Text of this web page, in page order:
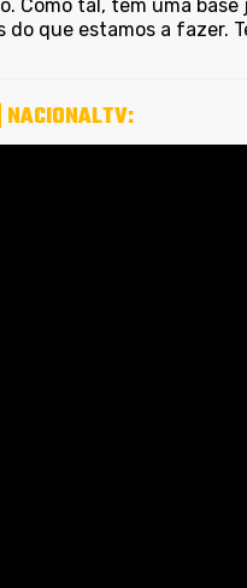
Como tal, tem uma
do que estamos a fazer.
NACIONALTV: